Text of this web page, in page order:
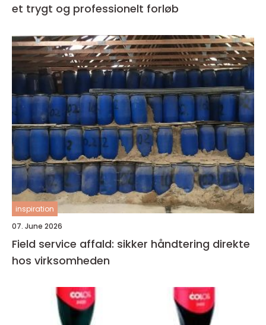
et trygt og professionelt forløb
inspiration
07. June 2026
Field service affald: sikker håndtering direkte
hos virksomheden